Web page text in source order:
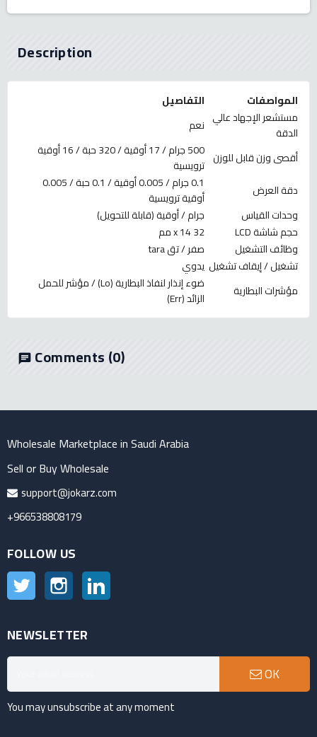
Description
المواصفات
التفاصيل
مستشعر الإجهاد عالي
الدقة
نعم
أقصى وزن قابل للوزن
500 جرام / 17 أوقية / 320 حبة / 16 أوقية
ترويسية
دقة العرض
0.1 جرام / 0.005 أوقية / 0.1 حبة / 0.005
أوقية ترويسية
وحدات القياس
جرام / أوقية (قابلة للتحويل)
حجم شاشة LCD
32 x 14 مم
وظائف التشغيل
صفر / تق tara
تشغيل / إيقاف تشغيل يدوي
مؤشرات البطارية
ضوء إنذار لنفاذ البطارية (Lo) / مؤشر للحمل
الزائد (Err)
chat Comments(0)
Wholesale Marketplace in Saudi Arabia
Sell or Buy Wholesale
support@jokarz.com
+966538808179
FOLLOW US
Twitter Instagram
NEWSLETTER
OK
You may unsubscribe at any moment